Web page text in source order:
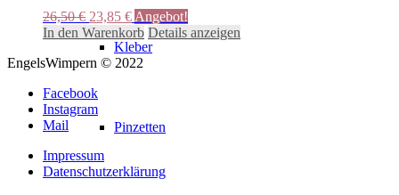
Kleber
Pinzetten
26,50€ Ursprünglicher
Preis
war:
26,50 €
23,85 €Aktueller
Preis
ist:
23,85 €.
Angebot!
In den Warenkorb Details anzeigen
EngelsWimpern © 2022
Facebook
Instagram
Mail
Impressum
Datenschutzerklärung